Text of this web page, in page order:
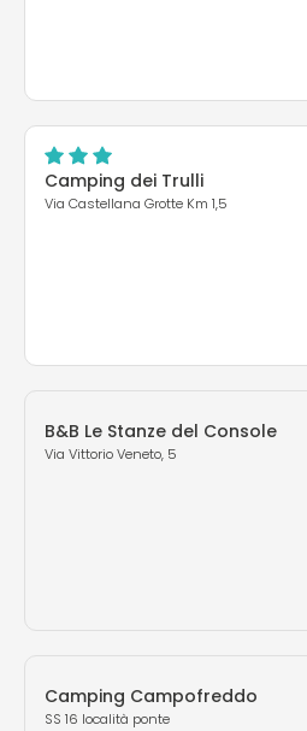
Camping dei Trulli
Via Castellana Grotte Km 1,5
B&B Le Stanze del Console
Via Vittorio Veneto, 5
Camping Campofreddo
SS 16 località ponte